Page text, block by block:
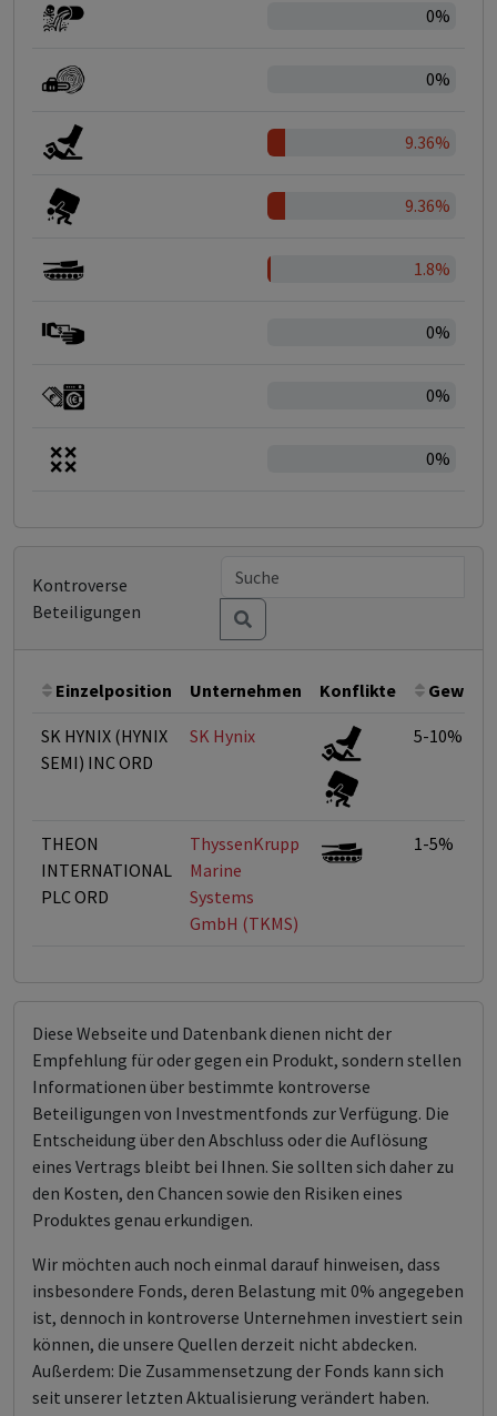
0%
0%
9.36%
9.36%
1.8%
0%
0%
0%
Kontroverse
Beteiligungen
Einzelposition Unternehmen Konflikte
SK HYNIX (HYNIX
SEMI) INC ORD
SK Hynix 5-10%
THEON
INTERNATIONAL
PLC ORD
ThyssenKrupp
Marine
Systems
GmbH (TKMS)
1-5%
Diese Webseite und Datenbank dienen nicht der
Empfehlung für oder gegen ein Produkt, sondern stellen
Informationen über bestimmte kontroverse
Beteiligungen von Investmentfonds zur Verfügung. Die
Entscheidung über den Abschluss oder die Auflösung
eines Vertrags bleibt bei Ihnen. Sie sollten sich daher zu
den Kosten, den Chancen sowie den Risiken eines
Produktes genau erkundigen.
Wir möchten auch noch einmal darauf hinweisen, dass
insbesondere Fonds, deren Belastung mit 0% angegeben
ist, dennoch in kontroverse Unternehmen investiert sein
können, die unsere Quellen derzeit nicht abdecken.
Außerdem: Die Zusammensetzung der Fonds kann sich
seit unserer letzten Aktualisierung verändert haben.